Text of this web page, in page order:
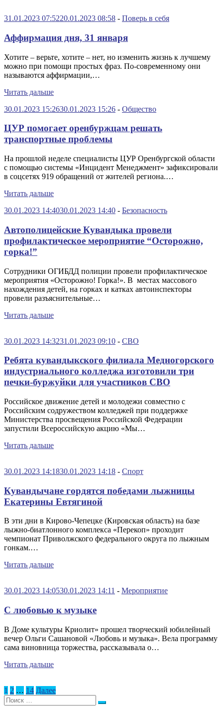
31.01.2023 07:5220.01.2023 08:58 - Поверь в себя
Аффирмация дня, 31 января
Хотите – верьте, хотите – нет, но изменить жизнь к лучшему
можно при помощи простых фраз. По-современному они
называются аффирмации,…
Читать дальше
30.01.2023 15:2630.01.2023 15:26 - Общество
ЦУР помогает оренбуржцам решать
транспортные проблемы
На прошлой неделе специалисты ЦУР Оренбургской области
с помощью системы «Инцидент Менеджмент» зафиксировали
в соцсетях 919 обращений от жителей региона.…
Читать дальше
30.01.2023 14:4030.01.2023 14:40 - Безопасность
Автополицейские Кувандыка провели
профилактическое мероприятие “Осторожно,
горка!”
Сотрудники ОГИБДД полиции провели профилактическое
мероприятия «Осторожно! Горка!». В местах массового
нахождения детей, на горках и катках автоинспекторы
провели разъяснительные…
Читать дальше
30.01.2023 14:3231.01.2023 09:10 - СВО
Ребята кувандыкского филиала Медногорского
индустриального колледжа изготовили три
печки-буржуйки для участников СВО
Российское движение детей и молодежи совместно с
Российским содружеством колледжей при поддержке
Министерства просвещения Российской Федерации
запустили Всероссийскую акцию «Мы…
Читать дальше
30.01.2023 14:1830.01.2023 14:18 - Спорт
Кувандычане гордятся победами лыжницы
Екатерины Евтягиной
В эти дни в Кирово-Чепецке (Кировская область) на базе
лыжно-биатлонного комплекса «Перекоп» проходит
чемпионат Приволжского федерального округа по лыжным
гонкам.…
Читать дальше
30.01.2023 14:0530.01.2023 14:11 - Мероприятие
С любовью к музыке
В Доме культуры Криолит» прошел творческий юбилейный
вечер Ольги Сашановой «Любовь и музыка». Вела программу
сама виновница торжества, рассказывала о…
Читать дальше
Пагинация
записей
1 2 … 14 Далее
Поиск:
Поиск